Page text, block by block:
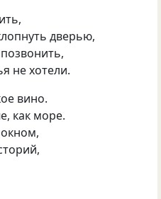
дверью,
не хотели.
вино.
как море.